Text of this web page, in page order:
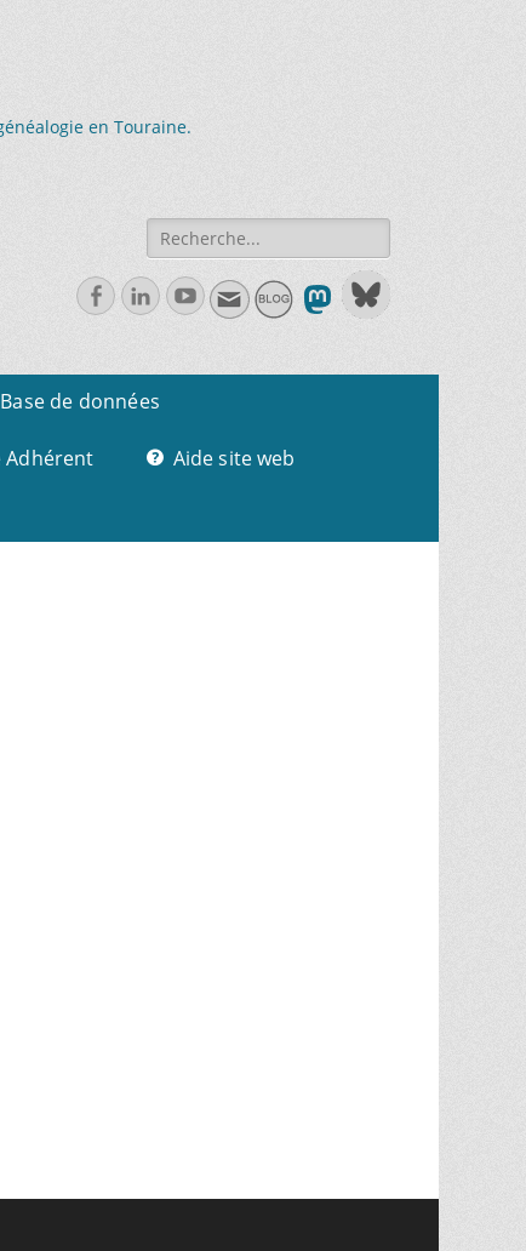
en Touraine.
Recherche
de:
FacebookLinkedlnYoutube
Base de données
Adhérent Aide site web